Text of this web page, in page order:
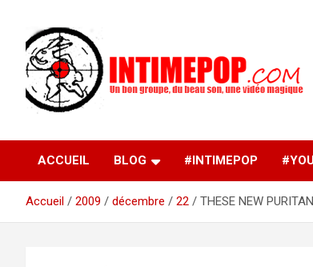
contenu
intimepop.com
musiques actuelles pop rock, post-rock, indé sur
concert lyon
ACCUEIL BLOG #INTIMEPOP
Accueil 2009 décembre 22 THESE NEW